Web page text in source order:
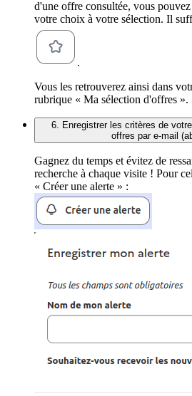
d'une offre consultée, vous
votre choix à votre sélection. Il
.
Vous les retrouverez ainsi dans
rubrique « Ma sélection d'offres ».
6. Enregistrer les critères de
offres par e-mail
Gagnez du temps et évitez de
recherche à chaque visite ! Pour
« Créer une alerte » :